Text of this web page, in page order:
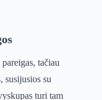
tačiau
susijusios su
turi tam